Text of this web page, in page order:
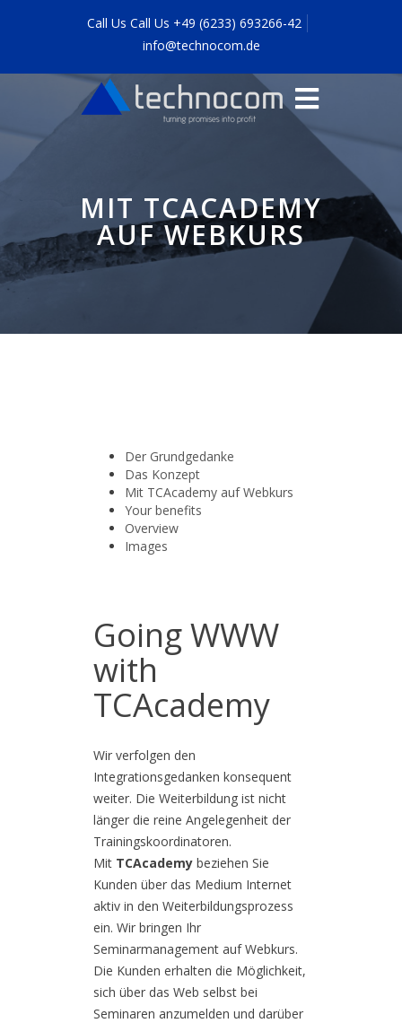
Call Us Call Us +49 (6233) 693266-42
info@technocom.de
MIT TCACADEMY
AUF WEBKURS
Der Grundgedanke
Das Konzept
Mit TCAcademy auf Webkurs
Your benefits
Overview
Images
Going WWW
with
TCAcademy
Wir verfolgen den
Integrationsgedanken konsequent
weiter. Die Weiterbildung ist nicht
länger die reine Angelegenheit der
Trainingskoordinatoren.
Mit TCAcademy beziehen Sie
Kunden über das Medium Internet
aktiv in den Weiterbildungsprozess
ein. Wir bringen Ihr
Seminarmanagement auf Webkurs.
Die Kunden erhalten die Möglichkeit,
sich über das Web selbst bei
Seminaren anzumelden und darüber